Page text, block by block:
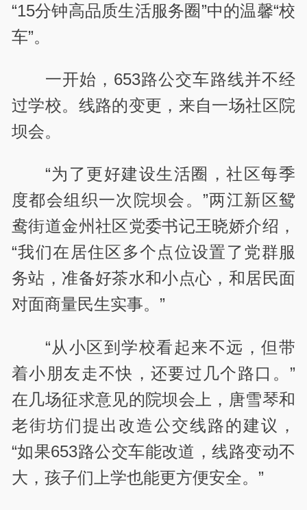
“15分钟高品质生活服务圈”中的温馨“校
车”。
一开始，653路公交车路线并不经
过学校。线路的变更，来自一场社区院
坝会。
“为了更好建设生活圈，社区每季
度都会组织一次院坝会。”两江新区鸳
鸯街道金州社区党委书记王晓娇介绍，
“我们在居住区多个点位设置了党群服
务站，准备好茶水和小点心，和居民面
对面商量民生实事。”
“从小区到学校看起来不远，但带
着小朋友走不快，还要过几个路口。”
在几场征求意见的院坝会上，唐雪琴和
老街坊们提出改造公交线路的建议，
“如果653路公交车能改道，线路变动不
大，孩子们上学也能更方便安全。”